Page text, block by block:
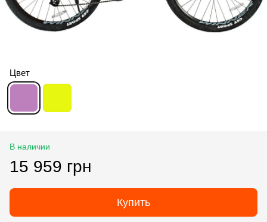
Цвет
В наличии
15 959 грн
Купить